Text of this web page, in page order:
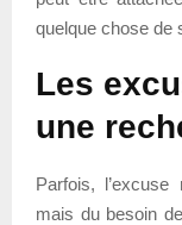
quelque chose de
Les
une
Parfois,
mais du besoin